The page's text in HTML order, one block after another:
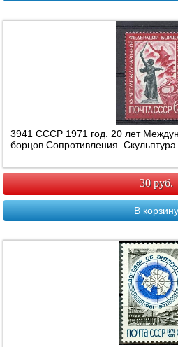
3941 СССР 1971 год. 20 лет
борцов Сопротивления.
30 руб.
В корзину